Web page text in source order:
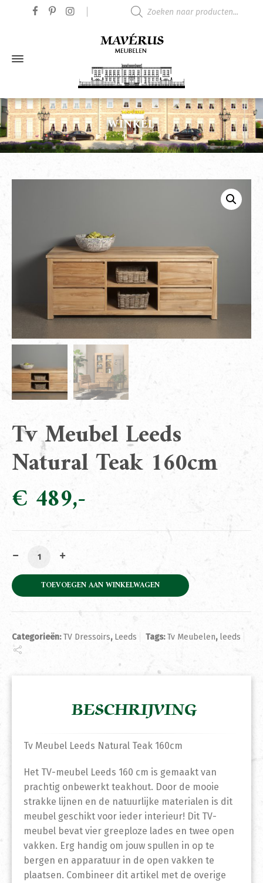
WINKEL
Tv Meubel Leeds
Natural Teak 160cm
€ 489
Tv Meubel Leeds Natural Teak 160cm aantal
TOEVOEGEN AAN WINKELWAGEN
Categorieën:TV Dressoirs, Leeds Tags:Tv Meubelen, leeds
BESCHRIJVING
Tv Meubel Leeds Natural Teak 160cm
Het TV-meubel Leeds 160 cm is gemaakt van
prachtig onbewerkt teakhout. Door de mooie
strakke lijnen en de natuurlijke materialen is dit
meubel geschikt voor ieder interieur! Dit TV-
meubel bevat vier greeploze lades en twee open
vakken. Erg handig om jouw spullen in op te
bergen en apparatuur in de open vakken te
plaatsen. Combineer dit artikel met de overige